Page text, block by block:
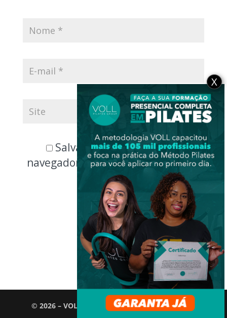
Salvar meus dados neste
navegador para a próxima vez que
eu comentar.
© 2026 – VOLL Pilates Group. Todos os direitos
X